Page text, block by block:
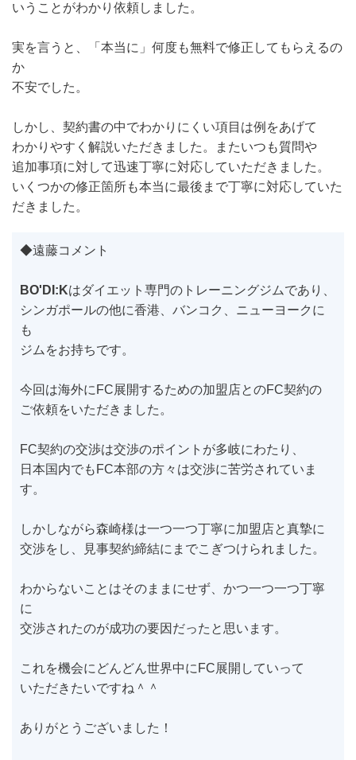
いうことがわかり依頼しました。
実を言うと、「本当に」何度も無料で修正してもらえるの
か
不安でした。
しかし、契約書の中でわかりにくい項目は例をあげて
わかりやすく解説いただきました。またいつも質問や
追加事項に対して迅速丁寧に対応していただきました。
いくつかの修正箇所も本当に最後まで丁寧に対応していた
だきました。
◆遠藤コメント
BO'DI:Kはダイエット専門のトレーニングジムであり、
シンガポールの他に香港、バンコク、ニューヨークに
も
ジムをお持ちです。
今回は海外にFC展開するための加盟店とのFC契約の
ご依頼をいただきました。
FC契約の交渉は交渉のポイントが多岐にわたり、
日本国内でもFC本部の方々は交渉に苦労されていま
す。
しかしながら森崎様は一つ一つ丁寧に加盟店と真摯に
交渉をし、見事契約締結にまでこぎつけられました。
わからないことはそのままにせず、かつ一つ一つ丁寧
に
交渉されたのが成功の要因だったと思います。
これを機会にどんどん世界中にFC展開していって
いただきたいですね＾＾
ありがとうございました！